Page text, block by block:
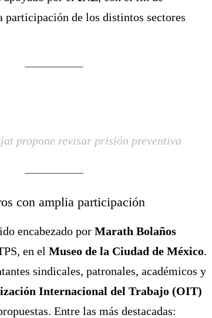
participación de los distintos sectores
propone revisar prisión preventiva
con amplia participación
encabezado porMarath Bolaños
en elMuseo de la Ciudad de México.
sindicales, patronales, académicos y
Internacional del Trabajo (OIT)
Entre las más destacadas: